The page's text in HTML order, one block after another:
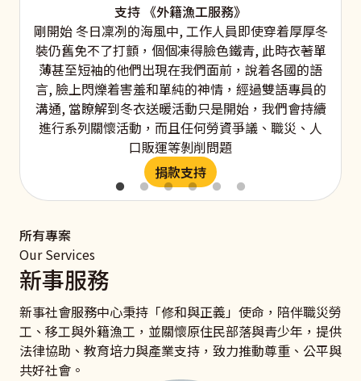
支持 《外籍漁工服務》
剛開始 冬日凜冽的海風中, 工作人員即使穿着厚厚冬
裝仍舊免不了打顫，個個凍得臉色鐵青, 此時衣著單
薄甚至短袖的他們出現在我們面前，說着各國的語
言, 臉上閃爍着害羞和單純的神情，經過雙語專員的
溝通, 當瞭解到冬衣送暖活動只是開始，我們會持續
進行系列關懷活動，而且任何勞資爭議、職災、人
口販運等剝削問題
捐款支持
所有專案
Our Services
新事服務
新事社會服務中心秉持「修和與正義」使命，陪伴職災勞
工、移工與外籍漁工，並關懷原住民部落與青少年，提供
法律協助、教育培力與產業支持，致力推動尊重、公平與
共好社會。